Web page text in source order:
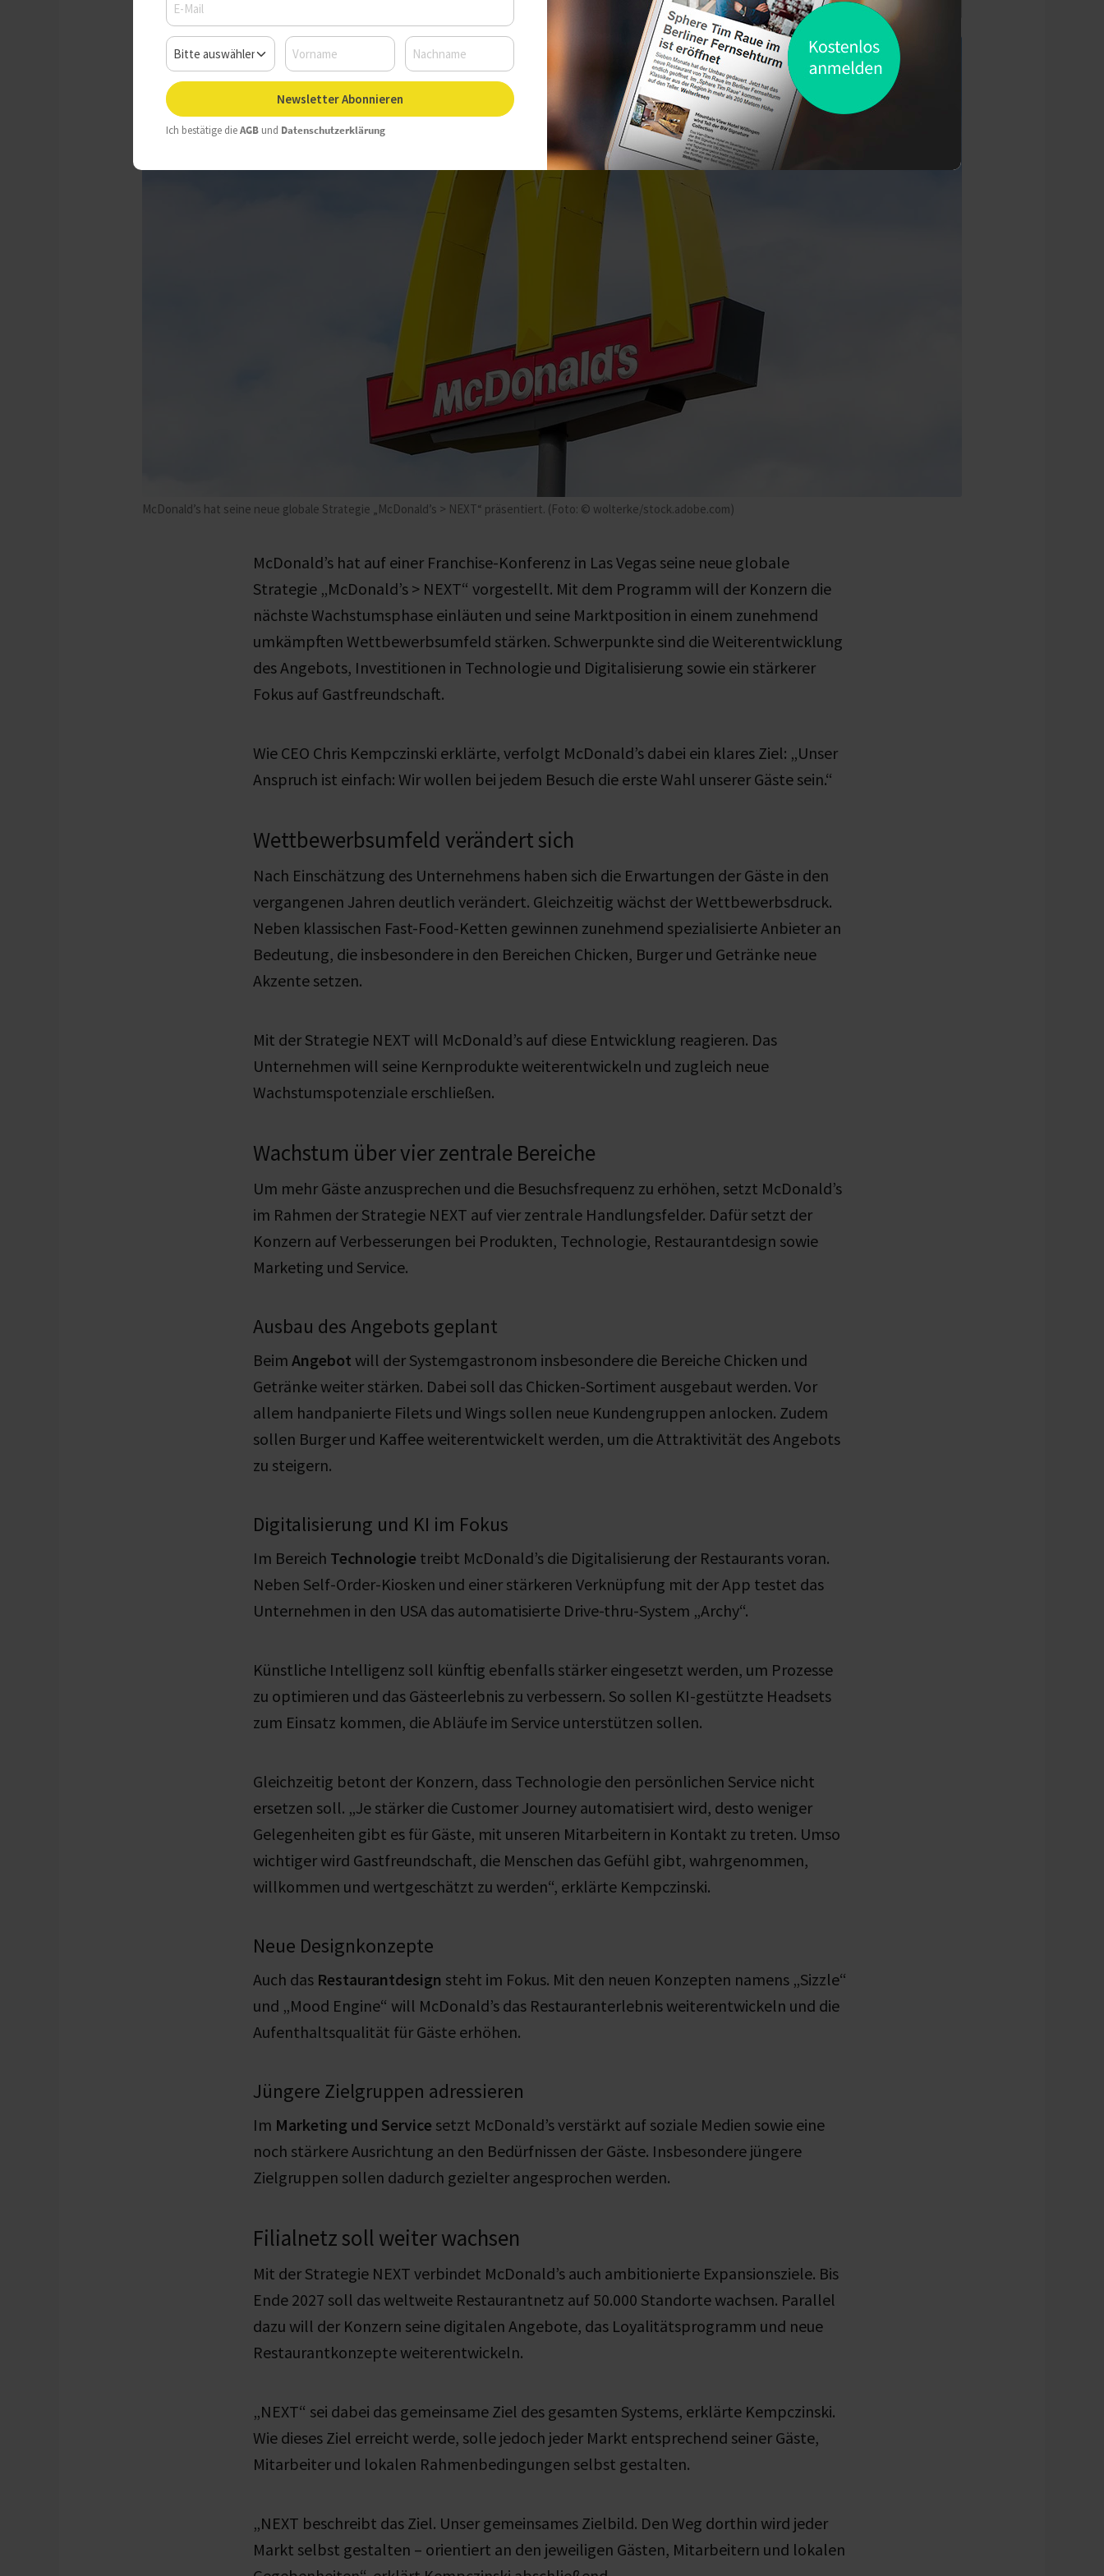
McDonald’s hat seine neue globale Strategie „McDonald’s > NEXT“ präsentiert. (Foto: © wolterke/stock.adobe.com)
McDonald’s hat auf einer Franchise-Konferenz in Las Vegas seine neue globale
Strategie „McDonald’s > NEXT“ vorgestellt. Mit dem Programm will der Konzern die
nächste Wachstumsphase einläuten und seine Marktposition in einem zunehmend
umkämpften Wettbewerbsumfeld stärken. Schwerpunkte sind die Weiterentwicklung
des Angebots, Investitionen in Technologie und Digitalisierung sowie ein stärkerer
Fokus auf Gastfreundschaft.
Wie CEO Chris Kempczinski erklärte, verfolgt McDonald’s dabei ein klares Ziel: „Unser
Anspruch ist einfach: Wir wollen bei jedem Besuch die erste Wahl unserer Gäste sein.“
Wettbewerbsumfeld verändert sich
Nach Einschätzung des Unternehmens haben sich die Erwartungen der Gäste in den
vergangenen Jahren deutlich verändert. Gleichzeitig wächst der Wettbewerbsdruck.
Neben klassischen Fast-Food-Ketten gewinnen zunehmend spezialisierte Anbieter an
Bedeutung, die insbesondere in den Bereichen Chicken, Burger und Getränke neue
Akzente setzen.
Mit der Strategie NEXT will McDonald’s auf diese Entwicklung reagieren. Das
Unternehmen will seine Kernprodukte weiterentwickeln und zugleich neue
Wachstumspotenziale erschließen.
Wachstum über vier zentrale Bereiche
Um mehr Gäste anzusprechen und die Besuchsfrequenz zu erhöhen, setzt McDonald’s
im Rahmen der Strategie NEXT auf vier zentrale Handlungsfelder. Dafür setzt der
Konzern auf Verbesserungen bei Produkten, Technologie, Restaurantdesign sowie
Marketing und Service.
Ausbau des Angebots geplant
Beim Angebot will der Systemgastronom insbesondere die Bereiche Chicken und
Getränke weiter stärken. Dabei soll das Chicken-Sortiment ausgebaut werden. Vor
allem handpanierte Filets und Wings sollen neue Kundengruppen anlocken. Zudem
sollen Burger und Kaffee weiterentwickelt werden, um die Attraktivität des Angebots
zu steigern.
Digitalisierung und KI im Fokus
Im Bereich Technologie treibt McDonald’s die Digitalisierung der Restaurants voran.
Neben Self-Order-Kiosken und einer stärkeren Verknüpfung mit der App testet das
Unternehmen in den USA das automatisierte Drive-thru-System „Archy“.
Künstliche Intelligenz soll künftig ebenfalls stärker eingesetzt werden, um Prozesse
zu optimieren und das Gästeerlebnis zu verbessern. So sollen KI-gestützte Headsets
zum Einsatz kommen, die Abläufe im Service unterstützen sollen.
Gleichzeitig betont der Konzern, dass Technologie den persönlichen Service nicht
ersetzen soll. „Je stärker die Customer Journey automatisiert wird, desto weniger
Gelegenheiten gibt es für Gäste, mit unseren Mitarbeitern in Kontakt zu treten. Umso
wichtiger wird Gastfreundschaft, die Menschen das Gefühl gibt, wahrgenommen,
willkommen und wertgeschätzt zu werden“, erklärte Kempczinski.
Neue Designkonzepte
Auch das Restaurantdesign steht im Fokus. Mit den neuen Konzepten namens „Sizzle“
und „Mood Engine“ will McDonald’s das Restauranterlebnis weiterentwickeln und die
Aufenthaltsqualität für Gäste erhöhen.
Jüngere Zielgruppen adressieren
Im Marketing und Service setzt McDonald’s verstärkt auf soziale Medien sowie eine
noch stärkere Ausrichtung an den Bedürfnissen der Gäste. Insbesondere jüngere
Zielgruppen sollen dadurch gezielter angesprochen werden.
Filialnetz soll weiter wachsen
Mit der Strategie NEXT verbindet McDonald’s auch ambitionierte Expansionsziele. Bis
Ende 2027 soll das weltweite Restaurantnetz auf 50.000 Standorte wachsen. Parallel
dazu will der Konzern seine digitalen Angebote, das Loyalitätsprogramm und neue
Restaurantkonzepte weiterentwickeln.
„NEXT“ sei dabei das gemeinsame Ziel des gesamten Systems, erklärte Kempczinski.
Wie dieses Ziel erreicht werde, solle jedoch jeder Markt entsprechend seiner Gäste,
Mitarbeiter und lokalen Rahmenbedingungen selbst gestalten.
„NEXT beschreibt das Ziel. Unser gemeinsames Zielbild. Den Weg dorthin wird jeder
Markt selbst gestalten – orientiert an den jeweiligen Gästen, Mitarbeitern und lokalen
Newsletter Abonnieren
Ich bestätige dieAGB und Datenschutzerklärung